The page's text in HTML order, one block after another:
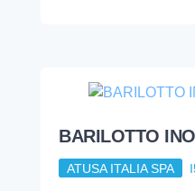
BARILOTTO
ATUSA ITALIA SPA